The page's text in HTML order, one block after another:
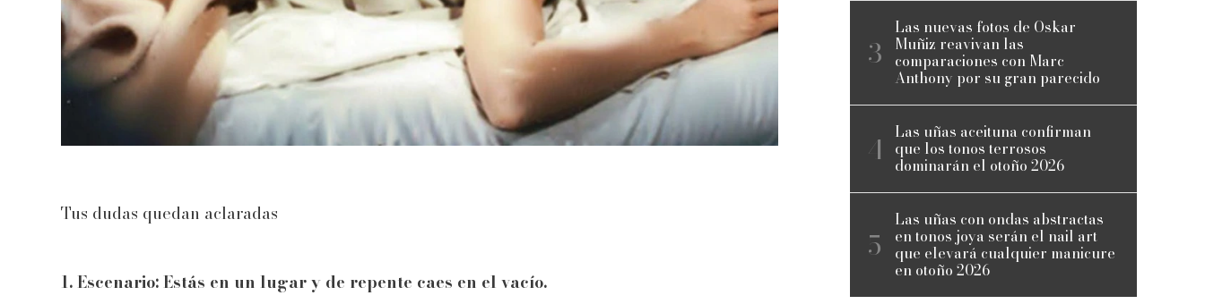
Tus dudas quedan aclaradas
1. Escenario: Estás en un lugar y de repente caes en el vacío.
Las nuevas fotos de Oskar
Muñiz reavivan las
comparaciones con Marc
Anthony por su gran parecido
Las uñas aceituna confirman
que los tonos terrosos
dominarán el otoño 2026
Las uñas con ondas abstractas
en tonos joya serán el nail art
que elevará cualquier manicure
en otoño 2026